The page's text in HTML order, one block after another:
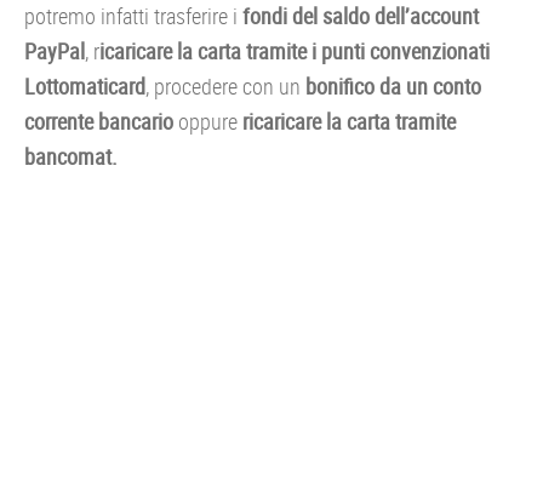
potremo infatti trasferire i fondi del saldo dell’account
PayPal, ricaricare la carta tramite i punti convenzionati
Lottomaticard, procedere con un bonifico da un conto
corrente bancario oppure ricaricare la carta tramite
bancomat.